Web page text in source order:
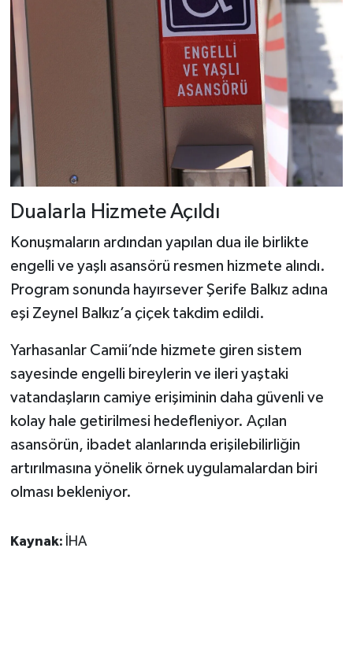
Dualarla Hizmete Açıldı
Konuşmaların ardından yapılan dua ile birlikte
engelli ve yaşlı asansörü resmen hizmete alındı.
Program sonunda hayırsever Şerife Balkız adına
eşi Zeynel Balkız’a çiçek takdim edildi.
Yarhasanlar Camii’nde hizmete giren sistem
sayesinde engelli bireylerin ve ileri yaştaki
vatandaşların camiye erişiminin daha güvenli ve
kolay hale getirilmesi hedefleniyor. Açılan
asansörün, ibadet alanlarında erişilebilirliğin
artırılmasına yönelik örnek uygulamalardan biri
olması bekleniyor.
Kaynak: İHA